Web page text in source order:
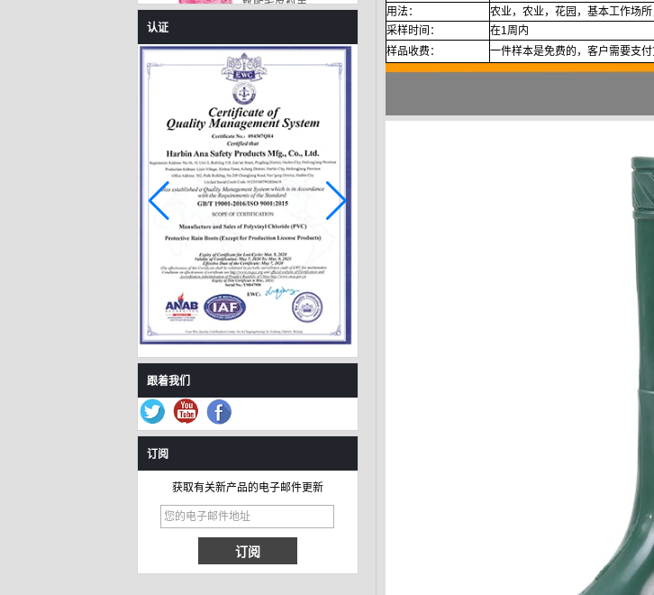
666-2防水可爱雨鞋小
孩
HS585时尚脚踝雨靴
适合小女孩
666-1时尚脚踝雨鞋为
孩子们
鞋
666脚踝可爱儿童pvc
雨靴
认证
跟着我们
订阅
获取有关新产品的电子邮件更新
用法：
农业，农业，花园，基本工作场
采样时间：
在1周内
样品收费：
一件样本是免费的，客户需要支付